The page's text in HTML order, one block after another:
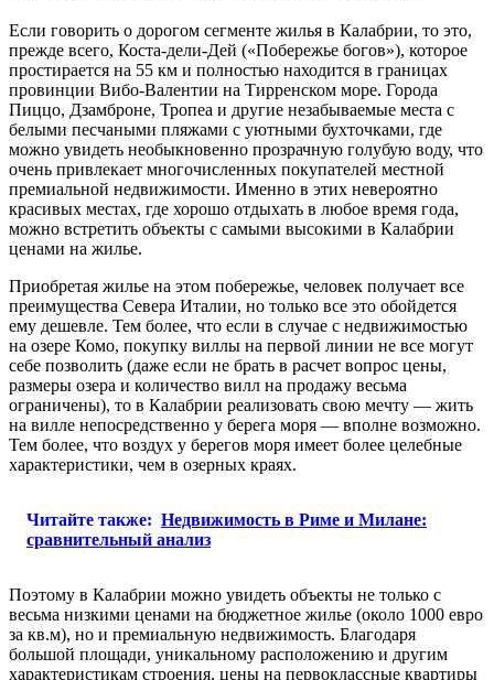
Если говорить о дорогом сегменте жилья в Калабрии, то это,
прежде всего, Коста-дели-Дей («Побережье богов»), которое
простирается на 55 км и полностью находится в границах
провинции Вибо-Валентии на Тирренском море. Города
Пиццо, Дзамброне, Тропеа и другие незабываемые места с
белыми песчаными пляжами с уютными бухточками, где
можно увидеть необыкновенно прозрачную голубую воду, что
очень привлекает многочисленных покупателей местной
премиальной недвижимости. Именно в этих невероятно
красивых местах, где хорошо отдыхать в любое время года,
можно встретить объекты с самыми высокими в Калабрии
ценами на жилье.
Приобретая жилье на этом побережье, человек получает все
преимущества Севера Италии, но только все это обойдется
ему дешевле. Тем более, что если в случае с недвижимостью
на озере Комо, покупку виллы на первой линии не все могут
себе позволить (даже если не брать в расчет вопрос цены,
размеры озера и количество вилл на продажу весьма
ограничены), то в Калабрии реализовать свою мечту — жить
на вилле непосредственно у берега моря — вполне возможно.
Тем более, что воздух у берегов моря имеет более целебные
характеристики, чем в озерных краях.
Читайте также: Недвижимость в Риме и Милане:
сравнительный анализ
Поэтому в Калабрии можно увидеть объекты не только с
весьма низкими ценами на бюджетное жилье (около 1000 евро
за кв.м), но и премиальную недвижимость. Благодаря
большой площади, уникальному расположению и другим
характеристикам строения, цены на первоклассные квартиры